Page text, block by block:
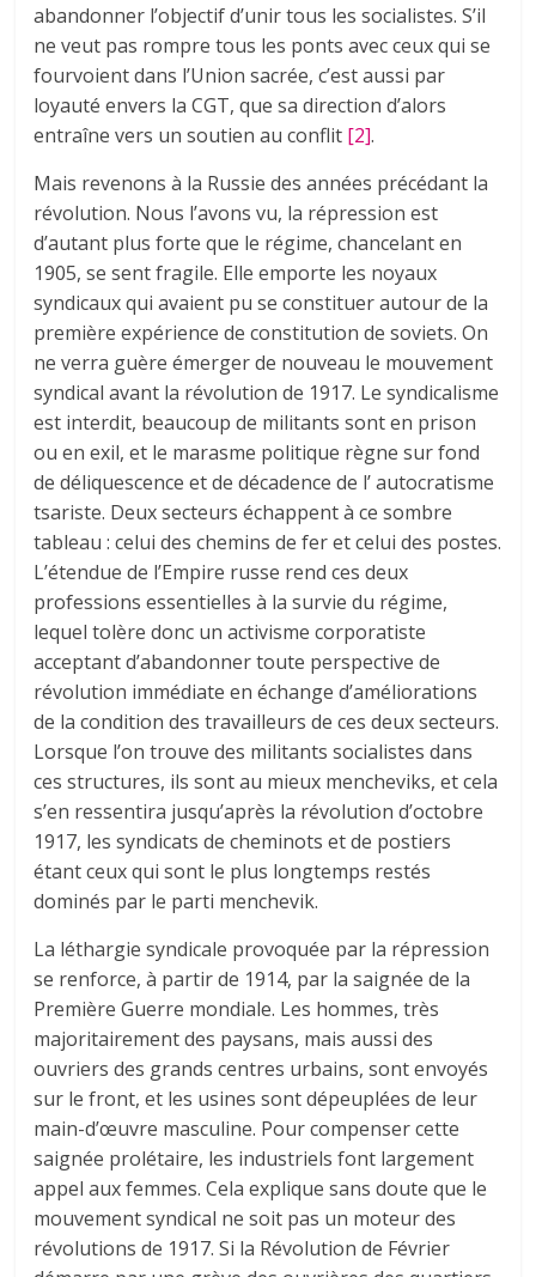
abandonner l’objectif d’unir tous les socialistes. S’il
ne veut pas rompre tous les ponts avec ceux qui se
fourvoient dans l’Union sacrée, c’est aussi par
loyauté envers la CGT, que sa direction d’alors
entraîne vers un soutien au conflit [2].
Mais revenons à la Russie des années précédant la
révolution. Nous l’avons vu, la répression est
d’autant plus forte que le régime, chancelant en
1905, se sent fragile. Elle emporte les noyaux
syndicaux qui avaient pu se constituer autour de la
première expérience de constitution de soviets. On
ne verra guère émerger de nouveau le mouvement
syndical avant la révolution de 1917. Le syndicalisme
est interdit, beaucoup de militants sont en prison
ou en exil, et le marasme politique règne sur fond
de déliquescence et de décadence de l’ autocratisme
tsariste. Deux secteurs échappent à ce sombre
tableau : celui des chemins de fer et celui des postes.
L’étendue de l’Empire russe rend ces deux
professions essentielles à la survie du régime,
lequel tolère donc un activisme corporatiste
acceptant d’abandonner toute perspective de
révolution immédiate en échange d’améliorations
de la condition des travailleurs de ces deux secteurs.
Lorsque l’on trouve des militants socialistes dans
ces structures, ils sont au mieux mencheviks, et cela
s’en ressentira jusqu’après la révolution d’octobre
1917, les syndicats de cheminots et de postiers
étant ceux qui sont le plus longtemps restés
dominés par le parti menchevik.
La léthargie syndicale provoquée par la répression
se renforce, à partir de 1914, par la saignée de la
Première Guerre mondiale. Les hommes, très
majoritairement des paysans, mais aussi des
ouvriers des grands centres urbains, sont envoyés
sur le front, et les usines sont dépeuplées de leur
main-d’œuvre masculine. Pour compenser cette
saignée prolétaire, les industriels font largement
appel aux femmes. Cela explique sans doute que le
mouvement syndical ne soit pas un moteur des
révolutions de 1917. Si la Révolution de Février